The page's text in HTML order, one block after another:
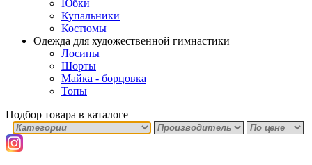
Юбки
Купальники
Костюмы
Одежда для художественной гимнастики
Лосины
Шорты
Майка - борцовка
Топы
Подбор товара в каталоге